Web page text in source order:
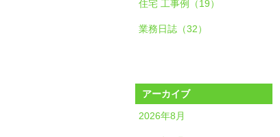
住宅 工事例（19）
業務日誌（32）
アーカイブ
2026年8月